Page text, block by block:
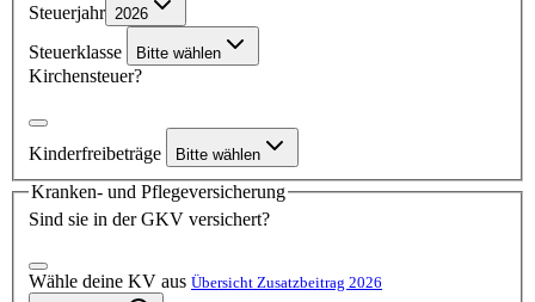
Steuerjahr 2026
Steuerklasse Bitte wählen
Kirchensteuer?
Kinderfreibeträge Bitte wählen
Kranken- und Pflegeversicherung
Sind sie in der GKV versichert?
Wähle deine KV aus Übersicht Zusatzbeitrag 2026